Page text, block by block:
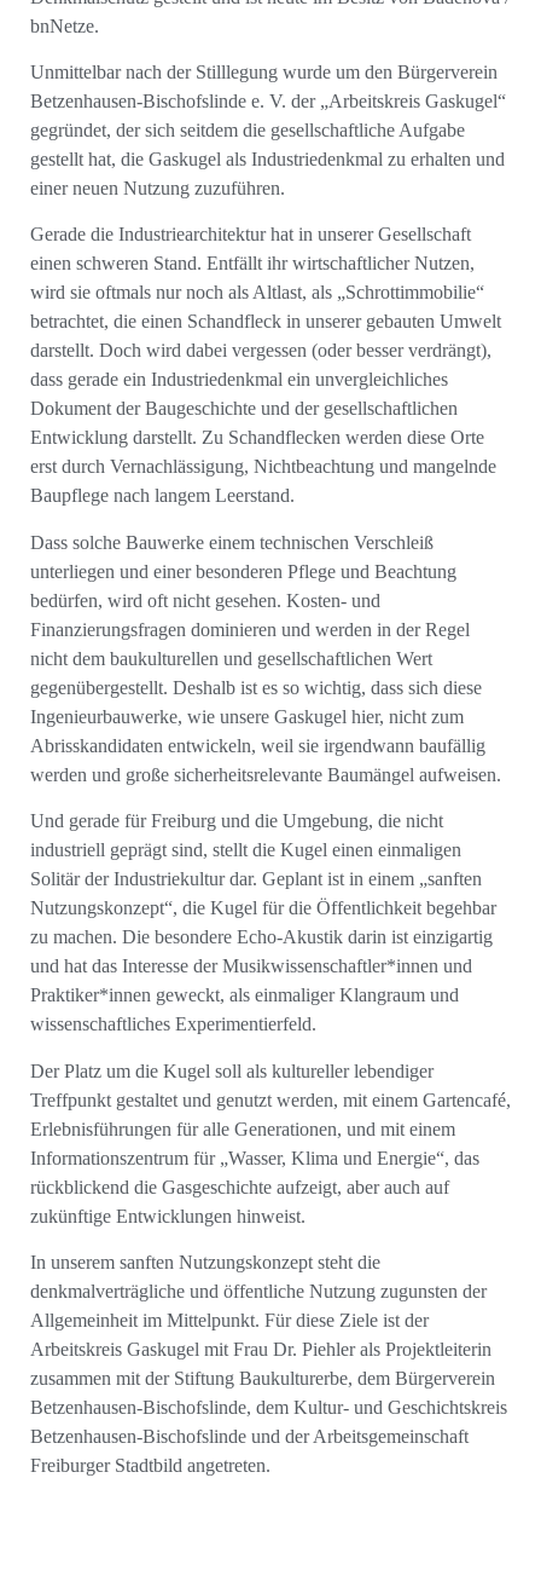
bnNetze.
Unmittelbar nach der Stilllegung wurde um den Bürgerverein
Betzenhausen-Bischofslinde e. V. der „Arbeitskreis Gaskugel“
gegründet, der sich seitdem die gesellschaftliche Aufgabe
gestellt hat, die Gaskugel als Industriedenkmal zu erhalten und
einer neuen Nutzung zuzuführen.
Gerade die Industriearchitektur hat in unserer Gesellschaft
einen schweren Stand. Entfällt ihr wirtschaftlicher Nutzen,
wird sie oftmals nur noch als Altlast, als „Schrottimmobilie“
betrachtet, die einen Schandfleck in unserer gebauten Umwelt
darstellt. Doch wird dabei vergessen (oder besser verdrängt),
dass gerade ein Industriedenkmal ein unvergleichliches
Dokument der Baugeschichte und der gesellschaftlichen
Entwicklung darstellt. Zu Schandflecken werden diese Orte
erst durch Vernachlässigung, Nichtbeachtung und mangelnde
Baupflege nach langem Leerstand.
Dass solche Bauwerke einem technischen Verschleiß
unterliegen und einer besonderen Pflege und Beachtung
bedürfen, wird oft nicht gesehen. Kosten- und
Finanzierungsfragen dominieren und werden in der Regel
nicht dem baukulturellen und gesellschaftlichen Wert
gegenübergestellt. Deshalb ist es so wichtig, dass sich diese
Ingenieurbauwerke, wie unsere Gaskugel hier, nicht zum
Abrisskandidaten entwickeln, weil sie irgendwann baufällig
werden und große sicherheitsrelevante Baumängel aufweisen.
Und gerade für Freiburg und die Umgebung, die nicht
industriell geprägt sind, stellt die Kugel einen einmaligen
Solitär der Industriekultur dar. Geplant ist in einem „sanften
Nutzungskonzept“, die Kugel für die Öffentlichkeit begehbar
zu machen. Die besondere Echo-Akustik darin ist einzigartig
und hat das Interesse der Musikwissenschaftler*innen und
Praktiker*innen geweckt, als einmaliger Klangraum und
wissenschaftliches Experimentierfeld.
Der Platz um die Kugel soll als kultureller lebendiger
Treffpunkt gestaltet und genutzt werden, mit einem Gartencafé,
Erlebnisführungen für alle Generationen, und mit einem
Informationszentrum für „Wasser, Klima und Energie“, das
rückblickend die Gasgeschichte aufzeigt, aber auch auf
zukünftige Entwicklungen hinweist.
In unserem sanften Nutzungskonzept steht die
denkmalverträgliche und öffentliche Nutzung zugunsten der
Allgemeinheit im Mittelpunkt. Für diese Ziele ist der
Arbeitskreis Gaskugel mit Frau Dr. Piehler als Projektleiterin
zusammen mit der Stiftung Baukulturerbe, dem Bürgerverein
Betzenhausen-Bischofslinde, dem Kultur- und Geschichtskreis
Betzenhausen-Bischofslinde und der Arbeitsgemeinschaft
Freiburger Stadtbild angetreten.